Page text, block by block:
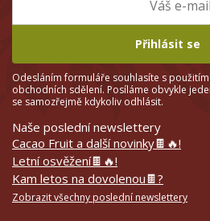
Přihlásit se
Odesláním formuláře souhlasíte s
obchodních sdělení. Posíláme obvykle
se samozřejmě kdykoliv odhlásit.
Naše poslední newslettery
Cacao Fruit a další novinky🍫🔥!
Letní osvěžení🍫🔥!
Kam letos na dovolenou🍫?
Zobrazit všechny poslední newslettery